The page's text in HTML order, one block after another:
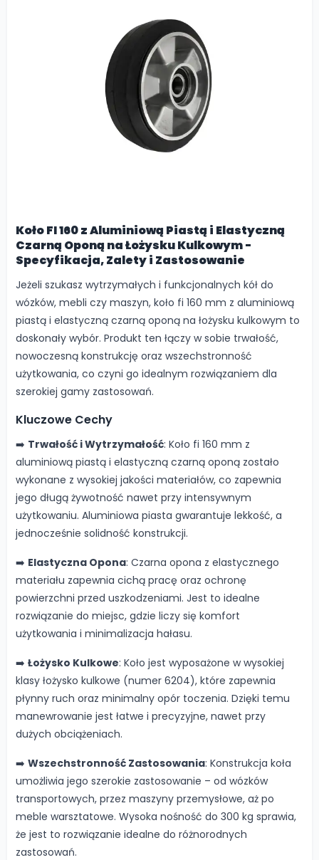
Koło FI 160 z Aluminiową Piastą i Elastyczną
Czarną Oponą na Łożysku Kulkowym -
Specyfikacja, Zalety i Zastosowanie
Jeżeli szukasz wytrzymałych i funkcjonalnych kół do
wózków, mebli czy maszyn, koło fi 160 mm z aluminiową
piastą i elastyczną czarną oponą na łożysku kulkowym to
doskonały wybór. Produkt ten łączy w sobie trwałość,
nowoczesną konstrukcję oraz wszechstronność
użytkowania, co czyni go idealnym rozwiązaniem dla
szerokiej gamy zastosowań.
Kluczowe Cechy
➡️ Trwałość i Wytrzymałość: Koło fi 160 mm z
aluminiową piastą i elastyczną czarną oponą zostało
wykonane z wysokiej jakości materiałów, co zapewnia
jego długą żywotność nawet przy intensywnym
użytkowaniu. Aluminiowa piasta gwarantuje lekkość, a
jednocześnie solidność konstrukcji.
➡️ Elastyczna Opona: Czarna opona z elastycznego
materiału zapewnia cichą pracę oraz ochronę
powierzchni przed uszkodzeniami. Jest to idealne
rozwiązanie do miejsc, gdzie liczy się komfort
użytkowania i minimalizacja hałasu.
➡️ Łożysko Kulkowe: Koło jest wyposażone w wysokiej
klasy łożysko kulkowe (numer 6204), które zapewnia
płynny ruch oraz minimalny opór toczenia. Dzięki temu
manewrowanie jest łatwe i precyzyjne, nawet przy
dużych obciążeniach.
➡️ Wszechstronność Zastosowania: Konstrukcja koła
umożliwia jego szerokie zastosowanie – od wózków
transportowych, przez maszyny przemysłowe, aż po
meble warsztatowe. Wysoka nośność do 300 kg sprawia,
że jest to rozwiązanie idealne do różnorodnych
zastosowań.